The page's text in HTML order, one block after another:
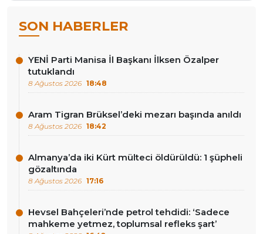
SON HABERLER
YENİ Parti Manisa İl Başkanı İlksen Özalper
tutuklandı
8 Ağustos 2026 18:48
Aram Tigran Brüksel’deki mezarı başında anıldı
8 Ağustos 2026 18:42
Almanya’da iki Kürt mülteci öldürüldü: 1 şüpheli
gözaltında
8 Ağustos 2026 17:16
Hevsel Bahçeleri’nde petrol tehdidi: ‘Sadece
mahkeme yetmez, toplumsal refleks şart’